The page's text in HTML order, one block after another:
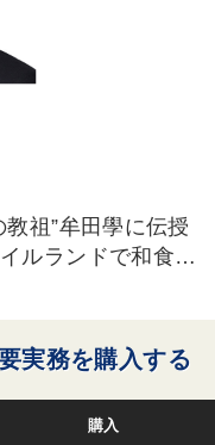
祖”牟田學に伝授
ルランドで和食レ
実務を購入する
購入